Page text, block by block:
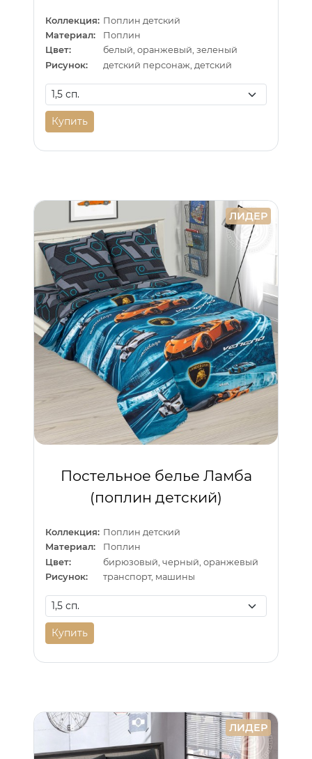
Коллекция: Поплин детский
Материал:
Поплин
Цвет:
белый, оранжевый, зеленый
Рисунок:
детский персонаж, детский
Купить
ЛИДЕР
Постельное белье Ламба
(поплин детский)
Коллекция: Поплин детский
Материал:
Поплин
Цвет:
бирюзовый, черный, оранжевый
Рисунок:
транспорт, машины
Купить
ЛИДЕР